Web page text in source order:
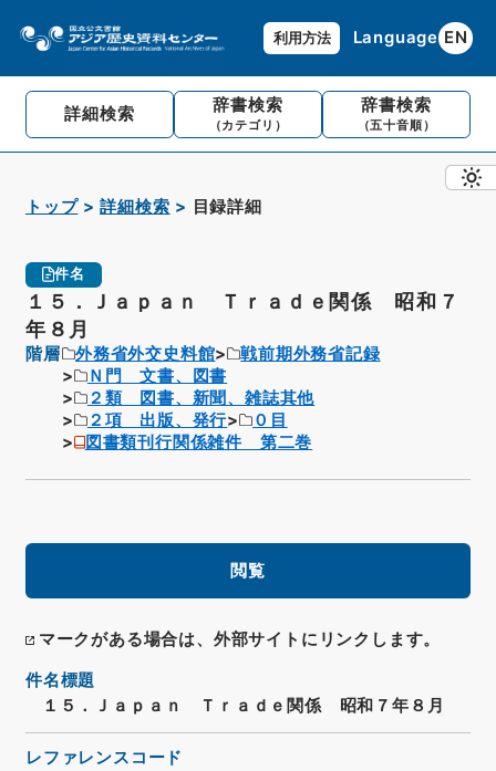
利用方法 Language EN
詳細検索 辞書検索
（カテゴリ）
辞書検索
（五十音順）
トップ 詳細検索 目録詳細
件名
１５．Ｊａｐａｎ Ｔｒａｄｅ関係 昭和７
年８月
階層 外務省外交史料館
戦前期外務省記録
Ｎ門 文書、図書
２類 図書、新聞、雑誌其他
２項 出版、発行
０目
図書類刊行関係雑件 第二巻
閲覧
マークがある場合は、外部サイトにリンクします。
件名標題
１５．Ｊａｐａｎ Ｔｒａｄｅ関係 昭和７年８月
レファレンスコード